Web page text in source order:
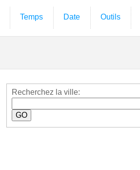
Temps Date Outils
Recherchez la ville: